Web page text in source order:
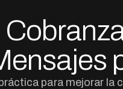
para mejorar la